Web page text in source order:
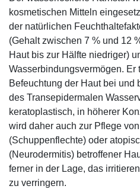
kosmetischen Mitteln
der natürlichen
(Gehalt zwischen 7 % und 12
Haut bis zur Hälfte niedriger)
Wasserbindungsvermögen. Er
Befeuchtung der Haut bei und
des Transepidermalen
keratoplastisch, in höherer
wird daher auch zur Pflege
(Schuppenflechte) oder
(Neurodermitis) betroffener
ferner in der Lage, das
zu verringern.